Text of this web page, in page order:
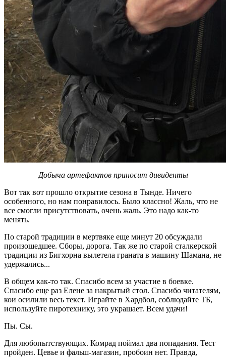
Добыча артефактов приносит дивиденты
Вот так вот прошло открытие сезона в Тынде. Ничего
особенного, но нам понравилось. Было классно! Жаль, что не
все смогли присутствовать, очень жаль. Это надо как-то
менять.
По старой традиции в мертвяке еще минут 20 обсуждали
произошедшее. Сборы, дорога. Так же по старой сталкерской
традиции из Бигхорна вылетела граната в машину Шамана, не
удержались...
В общем как-то так. Спасибо всем за участие в боевке.
Спасибо еще раз Елене за накрытый стол. Спасибо читателям,
кои осилили весь текст. Играйте в Хардбол, соблюдайте ТБ,
используйте пиротехнику, это украшает. Всем удачи!
Пы. Сы.
Для любопытствующих. Комрад поймал два попадания. Тест
пройден. Цевье и фальш-магазин, пробоин нет. Правда,